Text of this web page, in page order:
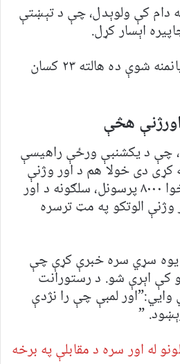
دام کې ولوېدل، چې د تېښتې
اېسار کړل.
خپله بیجایا هم زیاته زیانمنه شوې ده هالته ۲۳ کسان
هڅې
چې د یکشنبې ورځې راهیسې
کړی دی خولا هم د اور وژنې
چارې روانې دي اوشاوخوا ۸۰۰۰ پرسونل، سلګونه د اور
وژنې الوتکو په مټ ترسره
سړي سره خبرې کړې چې
کې اېرې شو. د رستورانت
لمبې چې را نژدې
”
له اور سره د مقابلې په برخه